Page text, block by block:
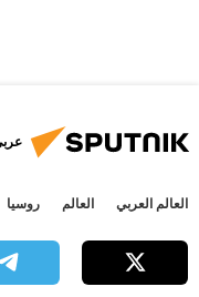
العالم العربي العالم روسيا